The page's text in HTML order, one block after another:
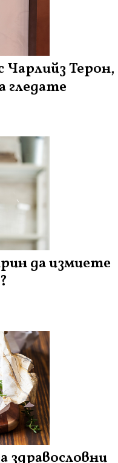
Чарлийз Терон,
гледате
да измиете
здравословни